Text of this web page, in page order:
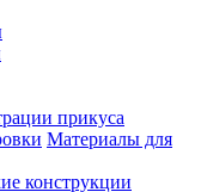
прикуса
Материалы для